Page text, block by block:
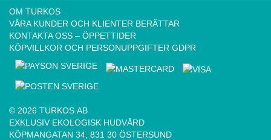
OM TURKOS
VÅRA KUNDER OCH KLIENTER BERÄTTAR
KONTAKTA OSS – ÖPPETTIDER
KÖPVILLKOR OCH PERSONUPPGIFTER GDPR
© 2026 TURKOS AB
EXKLUSIV EKOLOGISK HUDVÅRD
KÖPMANGATAN 34, 831 30 ÖSTERSUND